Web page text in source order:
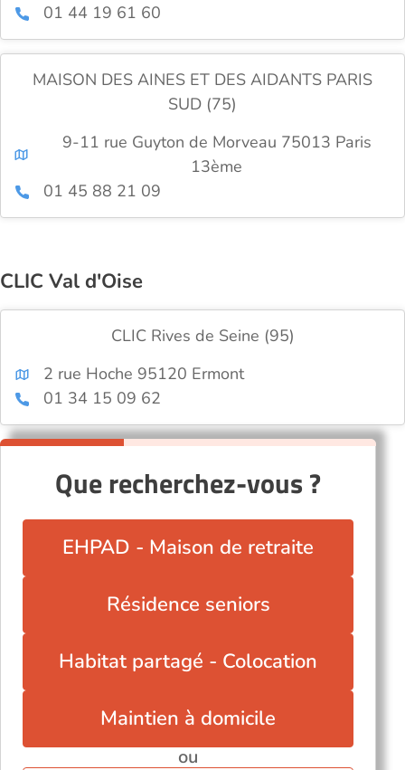
01 44 19 61 60
MAISON DES AINES ET DES AIDANTS PARIS
SUD (75)
9-11 rue Guyton de Morveau 75013 Paris
13ème
01 45 88 21 09
CLIC Val d'Oise
CLIC Rives de Seine (95)
2 rue Hoche 95120 Ermont
01 34 15 09 62
Que recherchez-vous ?
EHPAD - Maison de retraite
Résidence seniors
Habitat partagé - Colocation
Maintien à domicile
ou